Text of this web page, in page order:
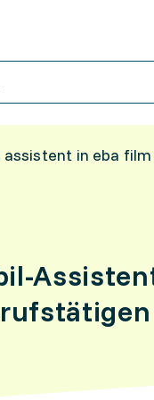
assistent in eba